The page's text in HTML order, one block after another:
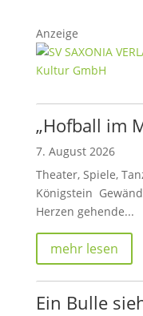
Anzeige
„Hofball im
7. August 2026
Theater, Spiele,
Königstein
Herzen gehende...
mehr lesen
Ein Bulle